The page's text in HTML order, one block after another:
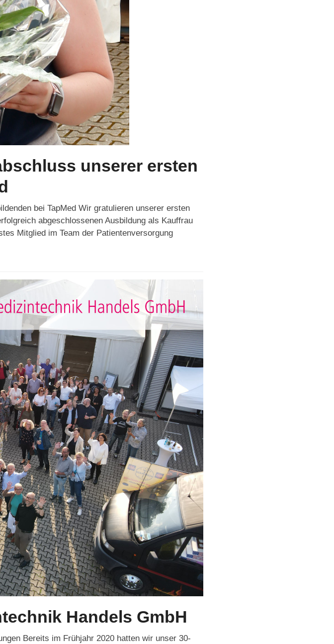
unserer ersten
bei TapMed Wir gratulieren unserer ersten
abgeschlossenen Ausbildung als Kauffrau
Mitglied im Team der Patientenversorgung
Handels GmbH
Bereits im Frühjahr 2020 hatten wir unser 30-